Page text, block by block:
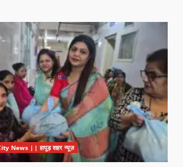
News || हापुड़ शहर न्यूज़